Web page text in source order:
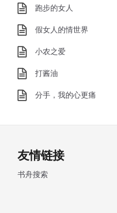
跑步的女人
假女人的情世界
小农之爱
打酱油
分手，我的心更痛
友情链接
书舟搜索